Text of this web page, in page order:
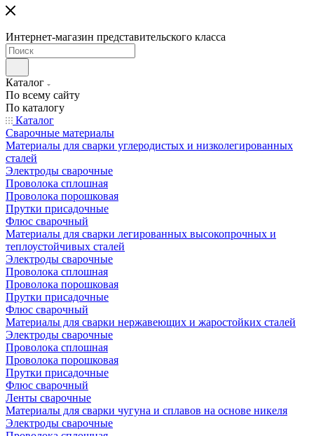
Интернет-магазин представительского класса
Каталог
По всему сайту
По каталогу
Каталог
Сварочные материалы
Материалы для сварки углеродистых и низколегированных
сталей
Электроды сварочные
Проволока сплошная
Проволока порошковая
Прутки присадочные
Флюс сварочный
Материалы для сварки легированных высокопрочных и
теплоустойчивых сталей
Электроды сварочные
Проволока сплошная
Проволока порошковая
Прутки присадочные
Флюс сварочный
Материалы для сварки нержавеющих и жаростойких сталей
Электроды сварочные
Проволока сплошная
Проволока порошковая
Прутки присадочные
Флюс сварочный
Ленты сварочные
Материалы для сварки чугуна и сплавов на основе никеля
Электроды сварочные